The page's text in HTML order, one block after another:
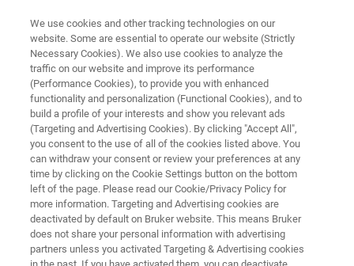
EVENT - CHINA
布鲁克磁共振校园行（厦门）
联系我们
We use cookies and other tracking technologies on our
website. Some are essential to operate our website (Strictly
Necessary Cookies). We also use cookies to analyze the
traffic on our website and improve its performance
(Performance Cookies), to provide you with enhanced
functionality and personalization (Functional Cookies), and to
build a profile of your interests and show you relevant ads
(Targeting and Advertising Cookies). By clicking "Accept All",
you consent to the use of all of the cookies listed above. You
can withdraw your consent or review your preferences at any
time by clicking on the Cookie Settings button on the bottom
left of the page. Please read our Cookie/Privacy Policy for
more information. Targeting and Advertising cookies are
deactivated by default on Bruker website. This means Bruker
does not share your personal information with advertising
partners unless you activated Targeting & Advertising cookies